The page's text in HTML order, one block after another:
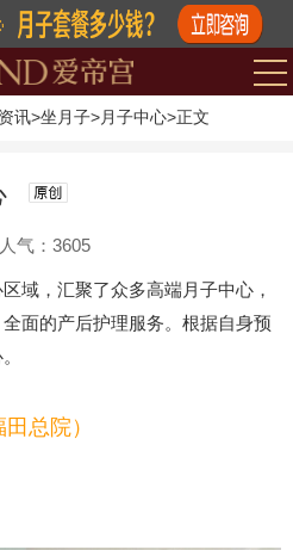
讯>坐月子>月子中心>正文
气：3605
域，汇聚了众多高端月子中心，
面的产后护理服务。根据自身预
总院）